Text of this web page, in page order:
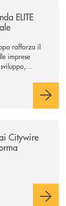
ELITE
rafforza il
imprese
Citywire